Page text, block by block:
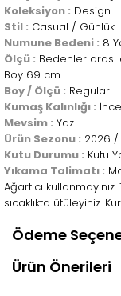
Koleksiyon : Design
Stil : Casual / Günlük
Numune Bedeni : 8
Ölçü : Bedenler arası
Boy 69 cm
Boy / Ölçü : Regular
Kumaş Kalınlığı : İnce
Mevsim : Yaz
Ürün Sezonu : 2026 /
Kutu Durumu : Kutu
Yıkama Talimatı :
Ağartıcı
sıcaklıkta ütüleyiniz.
Ödeme
Ürün Önerileri